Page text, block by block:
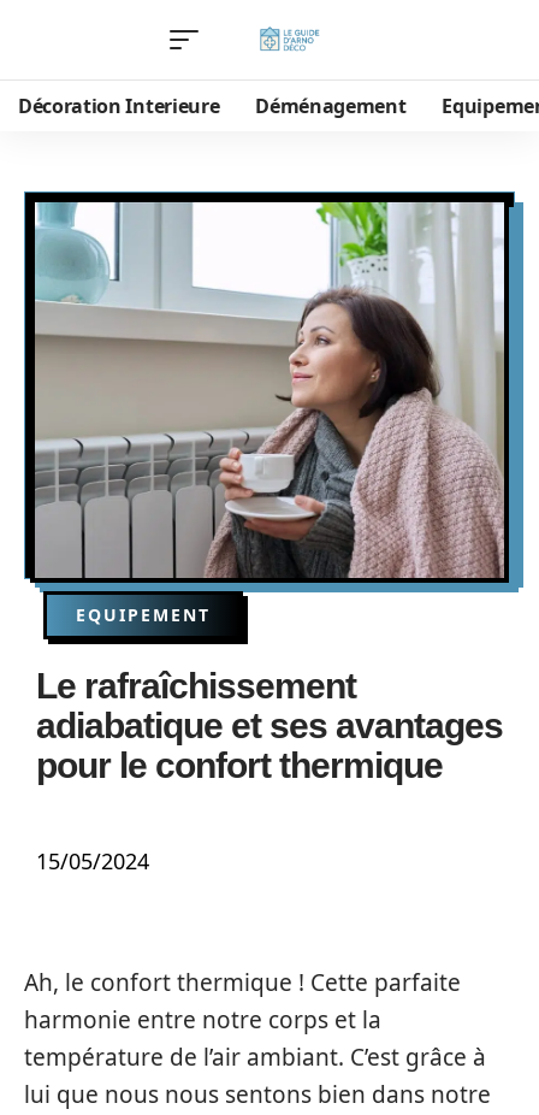
Décoration Interieure Déménagement
EQUIPEMENT
Le rafraîchissement
adiabatique et ses avantages
pour le confort thermique
15/05/2024
Ah, le confort thermique ! Cette parfaite
harmonie entre notre corps et la
température de l’air ambiant. C’est grâce à
lui que nous nous sentons bien dans notre